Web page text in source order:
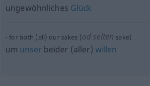
ungewöhnliches Glück
for both (all) our sakes (od selten sake)
um unser beider (aller) willen